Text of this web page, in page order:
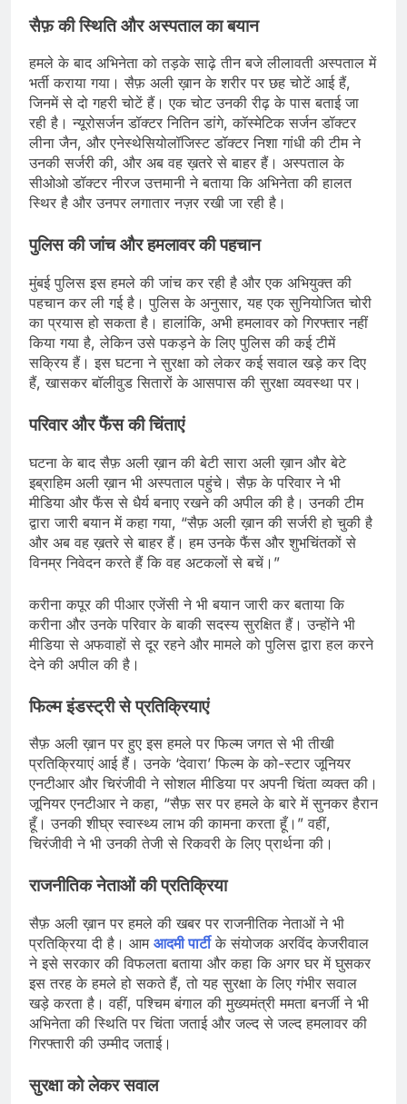
सैफ़ की स्थिति और अस्पताल का बयान
हमले के बाद अभिनेता को तड़के साढ़े तीन बजे लीलावती अस्पताल में
भर्ती कराया गया। सैफ़ अली ख़ान के शरीर पर छह चोटें आई हैं,
जिनमें से दो गहरी चोटें हैं। एक चोट उनकी रीढ़ के पास बताई जा
रही है। न्यूरोसर्जन डॉक्टर नितिन डांगे, कॉस्मेटिक सर्जन डॉक्टर
लीना जैन, और एनेस्थेसियोलॉजिस्ट डॉक्टर निशा गांधी की टीम ने
उनकी सर्जरी की, और अब वह ख़तरे से बाहर हैं। अस्पताल के
सीओओ डॉक्टर नीरज उत्तमानी ने बताया कि अभिनेता की हालत
स्थिर है और उनपर लगातार नज़र रखी जा रही है।
पुलिस की जांच और हमलावर की पहचान
मुंबई पुलिस इस हमले की जांच कर रही है और एक अभियुक्त की
पहचान कर ली गई है। पुलिस के अनुसार, यह एक सुनियोजित चोरी
का प्रयास हो सकता है। हालांकि, अभी हमलावर को गिरफ्तार नहीं
किया गया है, लेकिन उसे पकड़ने के लिए पुलिस की कई टीमें
सक्रिय हैं। इस घटना ने सुरक्षा को लेकर कई सवाल खड़े कर दिए
हैं, खासकर बॉलीवुड सितारों के आसपास की सुरक्षा व्यवस्था पर।
परिवार और फैंस की चिंताएं
घटना के बाद सैफ़ अली ख़ान की बेटी सारा अली ख़ान और बेटे
इब्राहिम अली ख़ान भी अस्पताल पहुंचे। सैफ़ के परिवार ने भी
मीडिया और फैंस से धैर्य बनाए रखने की अपील की है। उनकी टीम
द्वारा जारी बयान में कहा गया, “सैफ़ अली ख़ान की सर्जरी हो चुकी है
और अब वह ख़तरे से बाहर हैं। हम उनके फैंस और शुभचिंतकों से
विनम्र निवेदन करते हैं कि वह अटकलों से बचें।”
करीना कपूर की पीआर एजेंसी ने भी बयान जारी कर बताया कि
करीना और उनके परिवार के बाकी सदस्य सुरक्षित हैं। उन्होंने भी
मीडिया से अफवाहों से दूर रहने और मामले को पुलिस द्वारा हल करने
देने की अपील की है।
फिल्म इंडस्ट्री से प्रतिक्रियाएं
सैफ़ अली ख़ान पर हुए इस हमले पर फिल्म जगत से भी तीखी
प्रतिक्रियाएं आई हैं। उनके ‘देवारा’ फिल्म के को-स्टार जूनियर
एनटीआर और चिरंजीवी ने सोशल मीडिया पर अपनी चिंता व्यक्त की।
जूनियर एनटीआर ने कहा, “सैफ़ सर पर हमले के बारे में सुनकर हैरान
हूँ। उनकी शीघ्र स्वास्थ्य लाभ की कामना करता हूँ।” वहीं,
चिरंजीवी ने भी उनकी तेजी से रिकवरी के लिए प्रार्थना की।
राजनीतिक नेताओं की प्रतिक्रिया
सैफ़ अली ख़ान पर हमले की खबर पर राजनीतिक नेताओं ने भी
प्रतिक्रिया दी है। आम आदमी पार्टीके संयोजक अरविंद केजरीवाल
ने इसे सरकार की विफलता बताया और कहा कि अगर घर में घुसकर
इस तरह के हमले हो सकते हैं, तो यह सुरक्षा के लिए गंभीर सवाल
खड़े करता है। वहीं, पश्चिम बंगाल की मुख्यमंत्री ममता बनर्जी ने भी
अभिनेता की स्थिति पर चिंता जताई और जल्द से जल्द हमलावर की
गिरफ्तारी की उम्मीद जताई।
सुरक्षा को लेकर सवाल